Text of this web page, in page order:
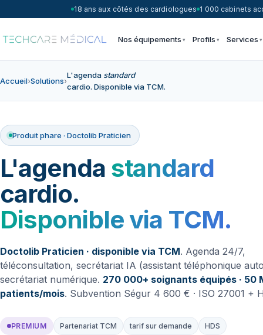
18 ans aux côtés des cardiologues 1 000 cabinets
Nos équipements Profils Services
Accueil›Solutions›
L'agenda standard
cardio. Disponible via TCM.
Produit phare · Doctolib Praticien
L'agenda standard
cardio.
Disponible via TCM.
Doctolib Praticien · disponible via TCM. Agenda 24/7,
téléconsultation, secrétariat IA (assistant téléphonique
secrétariat numérique. 270 000+ soignants équipés · 50
patients/mois. Subvention Ségur 4 600 € · ISO 27001 +
PREMIUM Partenariat TCM tarif sur demande HDS